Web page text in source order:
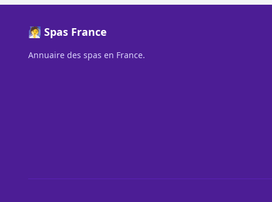
🧖 Spas France
Annuaire des spas en France.